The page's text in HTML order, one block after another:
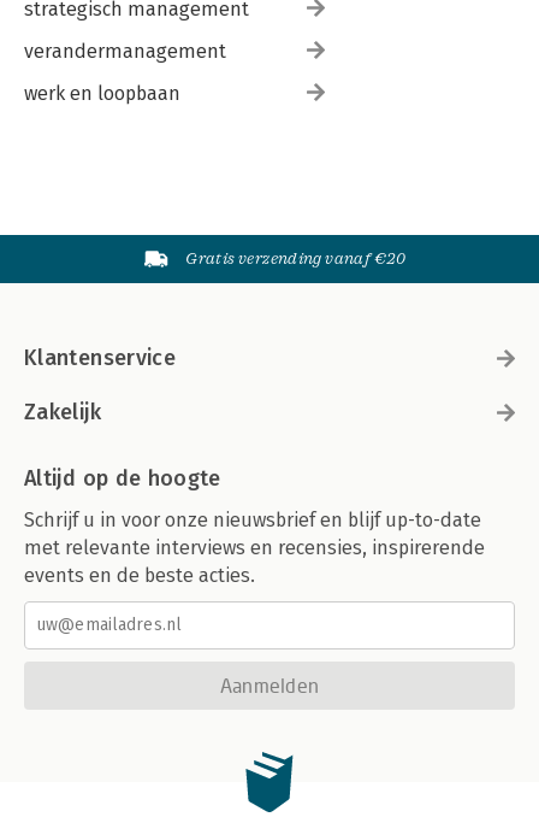
strategisch management
verandermanagement
werk en loopbaan
Gratis verzending vanaf €20
Klantenservice
Zakelijk
Altijd op de hoogte
Schrijf u in voor onze nieuwsbrief en blijf up-to-date
met relevante interviews en recensies, inspirerende
events en de beste acties.
Aanmelden